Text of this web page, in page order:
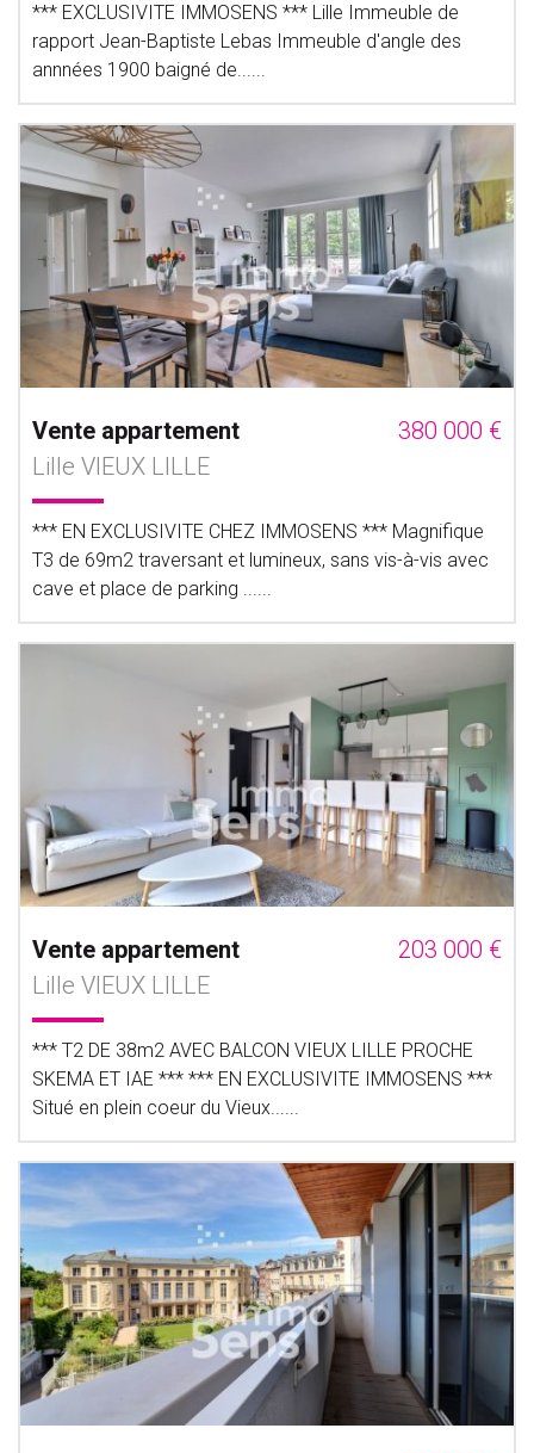
*** EXCLUSIVITE IMMOSENS *** Lille Immeuble de
rapport Jean-Baptiste Lebas Immeuble d'angle des
annnées 1900 baigné de......
Vente appartement
380 000 €
Lille VIEUX LILLE
*** EN EXCLUSIVITE CHEZ IMMOSENS *** Magnifique
T3 de 69m2 traversant et lumineux, sans vis-à-vis avec
cave et place de parking ......
Vente appartement
203 000 €
Lille VIEUX LILLE
*** T2 DE 38m2 AVEC BALCON VIEUX LILLE PROCHE
SKEMA ET IAE *** *** EN EXCLUSIVITE IMMOSENS ***
Situé en plein coeur du Vieux......